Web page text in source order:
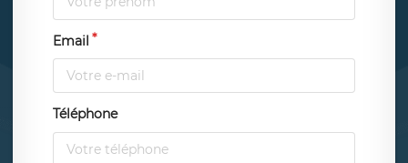
Email
Téléphone